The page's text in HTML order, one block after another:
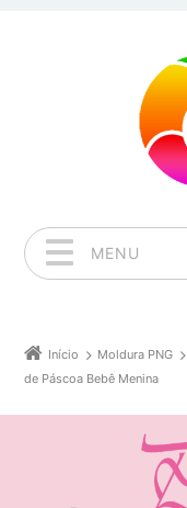
MENU
Início Moldura PNG
de Páscoa Bebê Menina